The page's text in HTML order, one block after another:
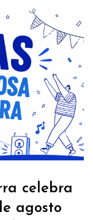
celebra
agosto